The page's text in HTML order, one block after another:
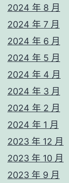
2024 年 8 月
2024 年 7 月
2024 年 6 月
2024 年 5 月
2024 年 4 月
2024 年 3 月
2024 年 2 月
2024 年 1 月
2023 年 12 月
2023 年 10 月
2023 年 9 月